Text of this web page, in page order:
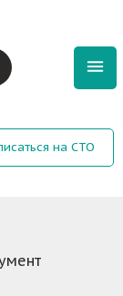
на СТО